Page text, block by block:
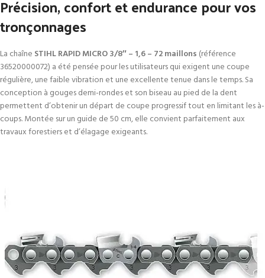
Précision, confort et endurance pour vos
tronçonnages
La chaîne STIHL RAPID MICRO 3/8″ – 1,6 – 72 maillons (référence
36520000072) a été pensée pour les utilisateurs qui exigent une coupe
régulière, une faible vibration et une excellente tenue dans le temps. Sa
conception à gouges demi-rondes et son biseau au pied de la dent
permettent d’obtenir un départ de coupe progressif tout en limitant les à-
coups. Montée sur un guide de 50 cm, elle convient parfaitement aux
travaux forestiers et d’élagage exigeants.